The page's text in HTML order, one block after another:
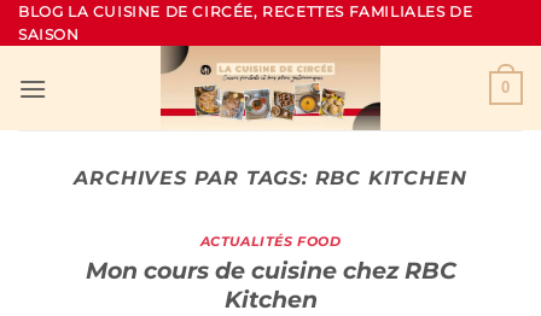
Passer
au
BLOG LA CUISINE DE CIRCÉE, RECETTES FAMILIALES DE
SAISON
0
ARCHIVES PAR TAGS: RBC KITCHEN
ACTUALITÉS FOOD
Mon cours de cuisine chez RBC
Kitchen